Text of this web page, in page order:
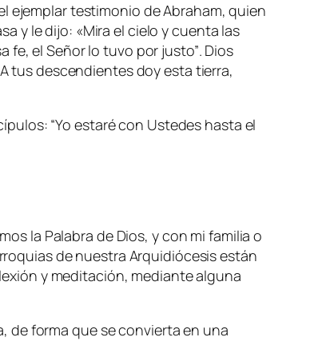
ejemplar testimonio de Abraham, quien
y le dijo: «Mira el cielo y cuenta las
fe, el Señor lo tuvo por justo”. Dios
tus descendientes doy esta tierra,
“Yo estaré con Ustedes hasta el
la Palabra de Dios, y con mi familia o
de nuestra Arquidiócesis están
y meditación, mediante alguna
de forma que se convierta en una